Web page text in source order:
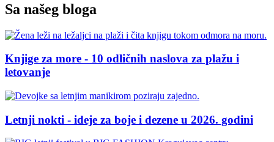
Sa našeg bloga
Knjige za more - 10 odličnih naslova za plažu i
letovanje
Letnji nokti - ideje za boje i dezene u 2026. godini